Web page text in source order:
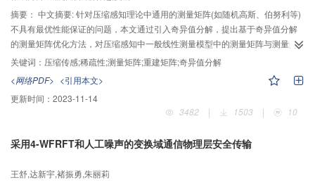
摘要： 中文摘要: 针对压缩感知理论中通用的测量矩阵(如随机高斯、伯努利等)
不具有最优性能保证的问题，本文通过引入奇异值分解，提出基于奇异值分解
的测量矩阵优化方法，对压缩感知中一般线性测量模型中的测量矩阵与测量向
量进行优化，再利用优化后的测量矩阵与测量向量重建原稀疏信号。经典的随
机高斯测量矩阵和伯努利测量矩阵的数值实验结果表明本文提出的方法可以显
著地提高重建成功恢复概率以及对高斯噪声的鲁棒性。该方法适用于一般线性
测量系统，成功地实现了测量矩阵和重建矩阵的分离，可在不改变前端测量模
关键词： 压缩传感;稀疏性;测量矩阵;重建矩阵;奇异值分解
<网络PDF> <引用本文>
更新时间： 2023-11-14
3482
| 1503 | 10
采用4-WFRFT和人工噪声的变换域通信物理层安全传输
王舒,达新宇,褚振勇,朱丽莉